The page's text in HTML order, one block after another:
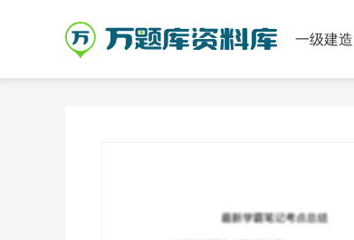
一级建